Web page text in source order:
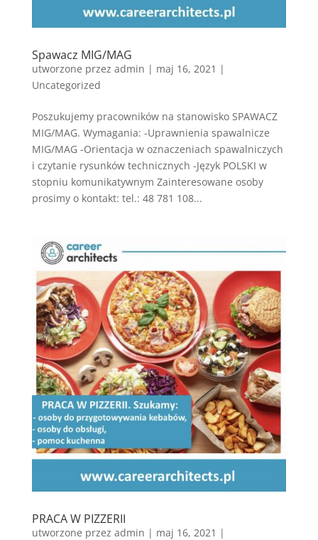
Spawacz MIG/MAG
utworzone przez admin | maj 16, 2021 |
Uncategorized
Poszukujemy pracowników na stanowisko SPAWACZ
MIG/MAG. Wymagania: -Uprawnienia spawalnicze
MIG/MAG -Orientacja w oznaczeniach spawalniczych
i czytanie rysunków technicznych -Język POLSKI w
stopniu komunikatywnym Zainteresowane osoby
prosimy o kontakt: tel.: 48 781 108...
PRACA W PIZZERII
utworzone przez admin | maj 16, 2021 |